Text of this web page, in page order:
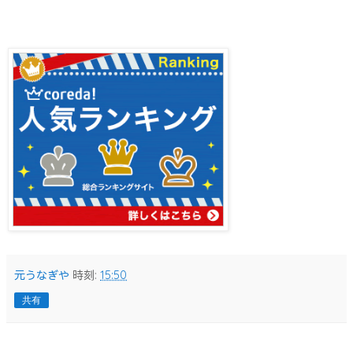
元うなぎや 時刻: 15:50
共有